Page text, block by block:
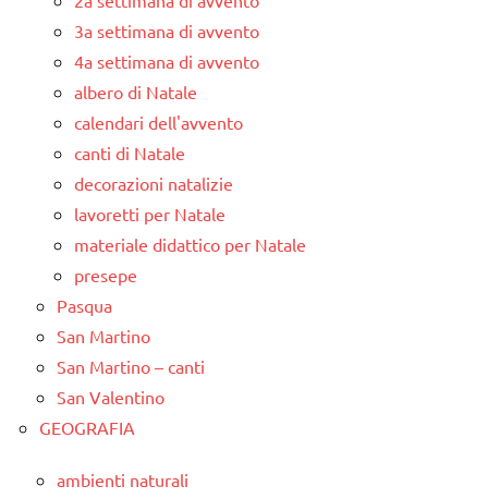
3a settimana di avvento
4a settimana di avvento
albero di Natale
calendari dell'avvento
canti di Natale
decorazioni natalizie
lavoretti per Natale
materiale didattico per Natale
presepe
Pasqua
San Martino
San Martino – canti
San Valentino
GEOGRAFIA
ambienti naturali